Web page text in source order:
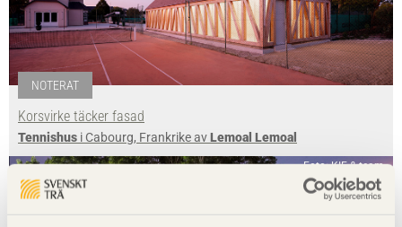
NOTERAT
Korsvirke täcker fasad
Tennishus i Cabourg, Frankrike avLemoal Lemoal
Foto: KIE & team